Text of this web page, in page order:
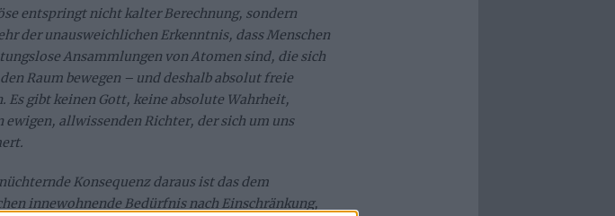
entspringt nicht kalter Berechnung, sondern
der unausweichlichen Erkenntnis, dass Menschen
Ansammlungen von Atomen sind, die sich
Raum bewegen – und deshalb absolut freie
Es gibt keinen Gott, keine absolute Wahrheit,
ewigen, allwissenden Richter, der sich um uns
Konsequenz daraus ist das dem
innewohnende Bedürfnis nach Einschränkung,